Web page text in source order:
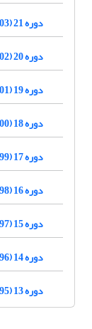
دوره 21 (1403)
دوره 20 (1402)
دوره 19 (1401)
دوره 18 (1400)
دوره 17 (1399)
دوره 16 (1398)
دوره 15 (1397)
دوره 14 (1396)
دوره 13 (1395)